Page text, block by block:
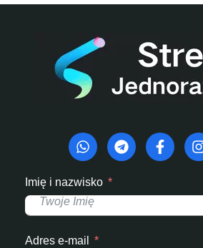
Imię i nazwisko
Adres e-mail